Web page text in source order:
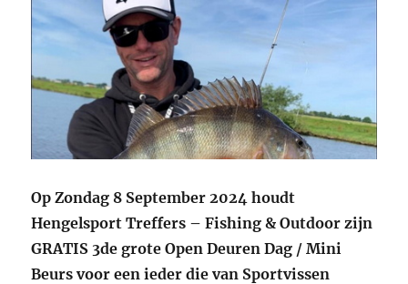
Op Zondag 8 September 2024 houdt
Hengelsport Treffers – Fishing & Outdoor zijn
GRATIS 3de grote Open Deuren Dag / Mini
Beurs voor een ieder die van Sportvissen